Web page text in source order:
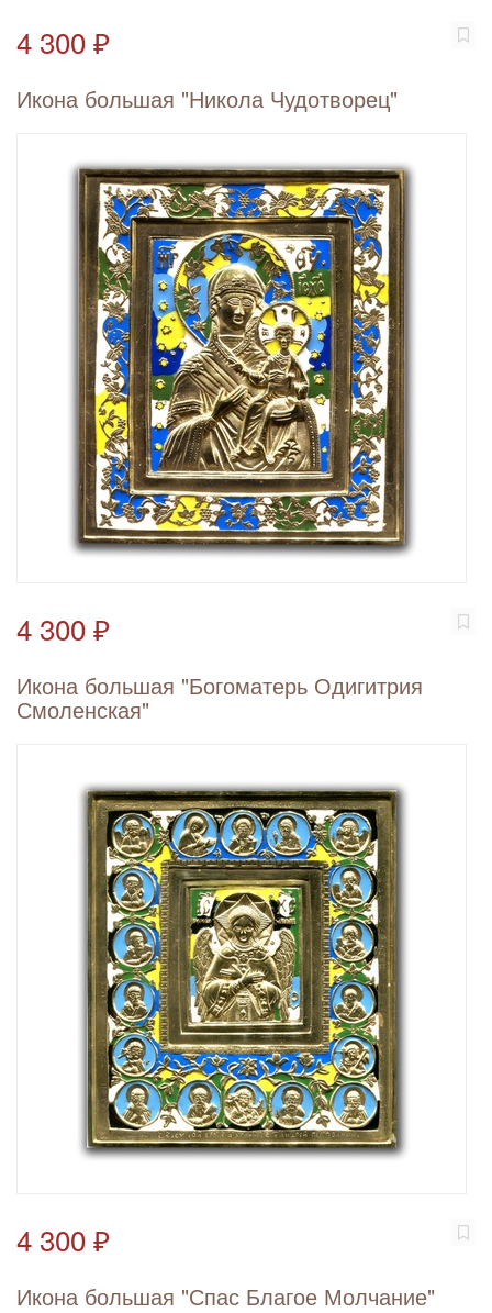
4 300 ₽
Икона большая "Никола Чудотворец"
4 300 ₽
Икона большая "Богоматерь Одигитрия
Смоленская"
4 300 ₽
Икона большая "Спас Благое Молчание"